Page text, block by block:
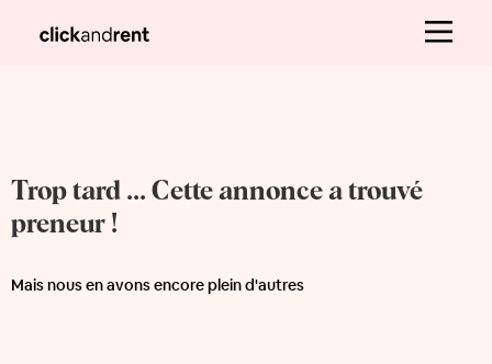
Trop tard ... Cette annonce a trouvé
preneur !
Mais nous en avons encore plein d'autres